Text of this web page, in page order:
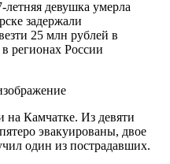
на Камчатке. Из девяти
эвакуированы, двое
один из пострадавших.